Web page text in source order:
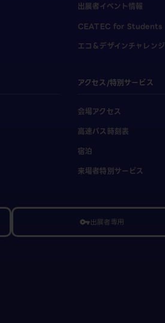
出展者イベント情報
CEATEC for Students
エコ＆デザインチャレンジ
アクセス/特別サービス
会場アクセス
高速バス時刻表
宿泊
来場者特別サービス
vpn_key出展者専用